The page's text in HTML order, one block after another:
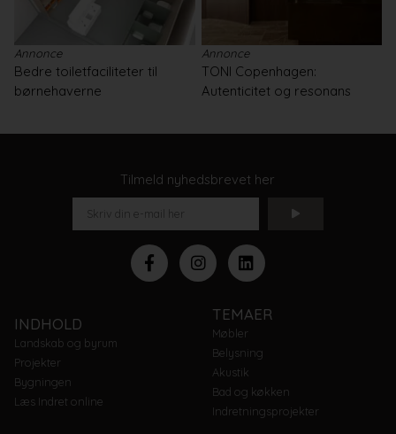
Annonce
Bedre toiletfaciliteter til
børnehaverne
Annonce
TONI Copenhagen:
Autenticitet og resonans
Tilmeld nyhedsbrevet her
INDHOLD
Landskab og byrum
Projekter
Bygningen
Læs Indret online
TEMAER
Møbler
Belysning
Akustik
Bad og køkken
Indretningsprojekter